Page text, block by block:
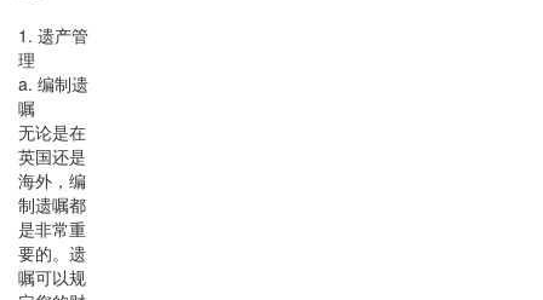
1. 遗产管
理
a. 编制遗
嘱
无论是在
英国还是
海外，编
制遗嘱都
是非常重
要的。遗
嘱可以规